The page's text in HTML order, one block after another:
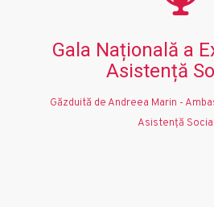
Gala Națională a
Asistență
Găzduită de Andreea Marin -
Asistenţă